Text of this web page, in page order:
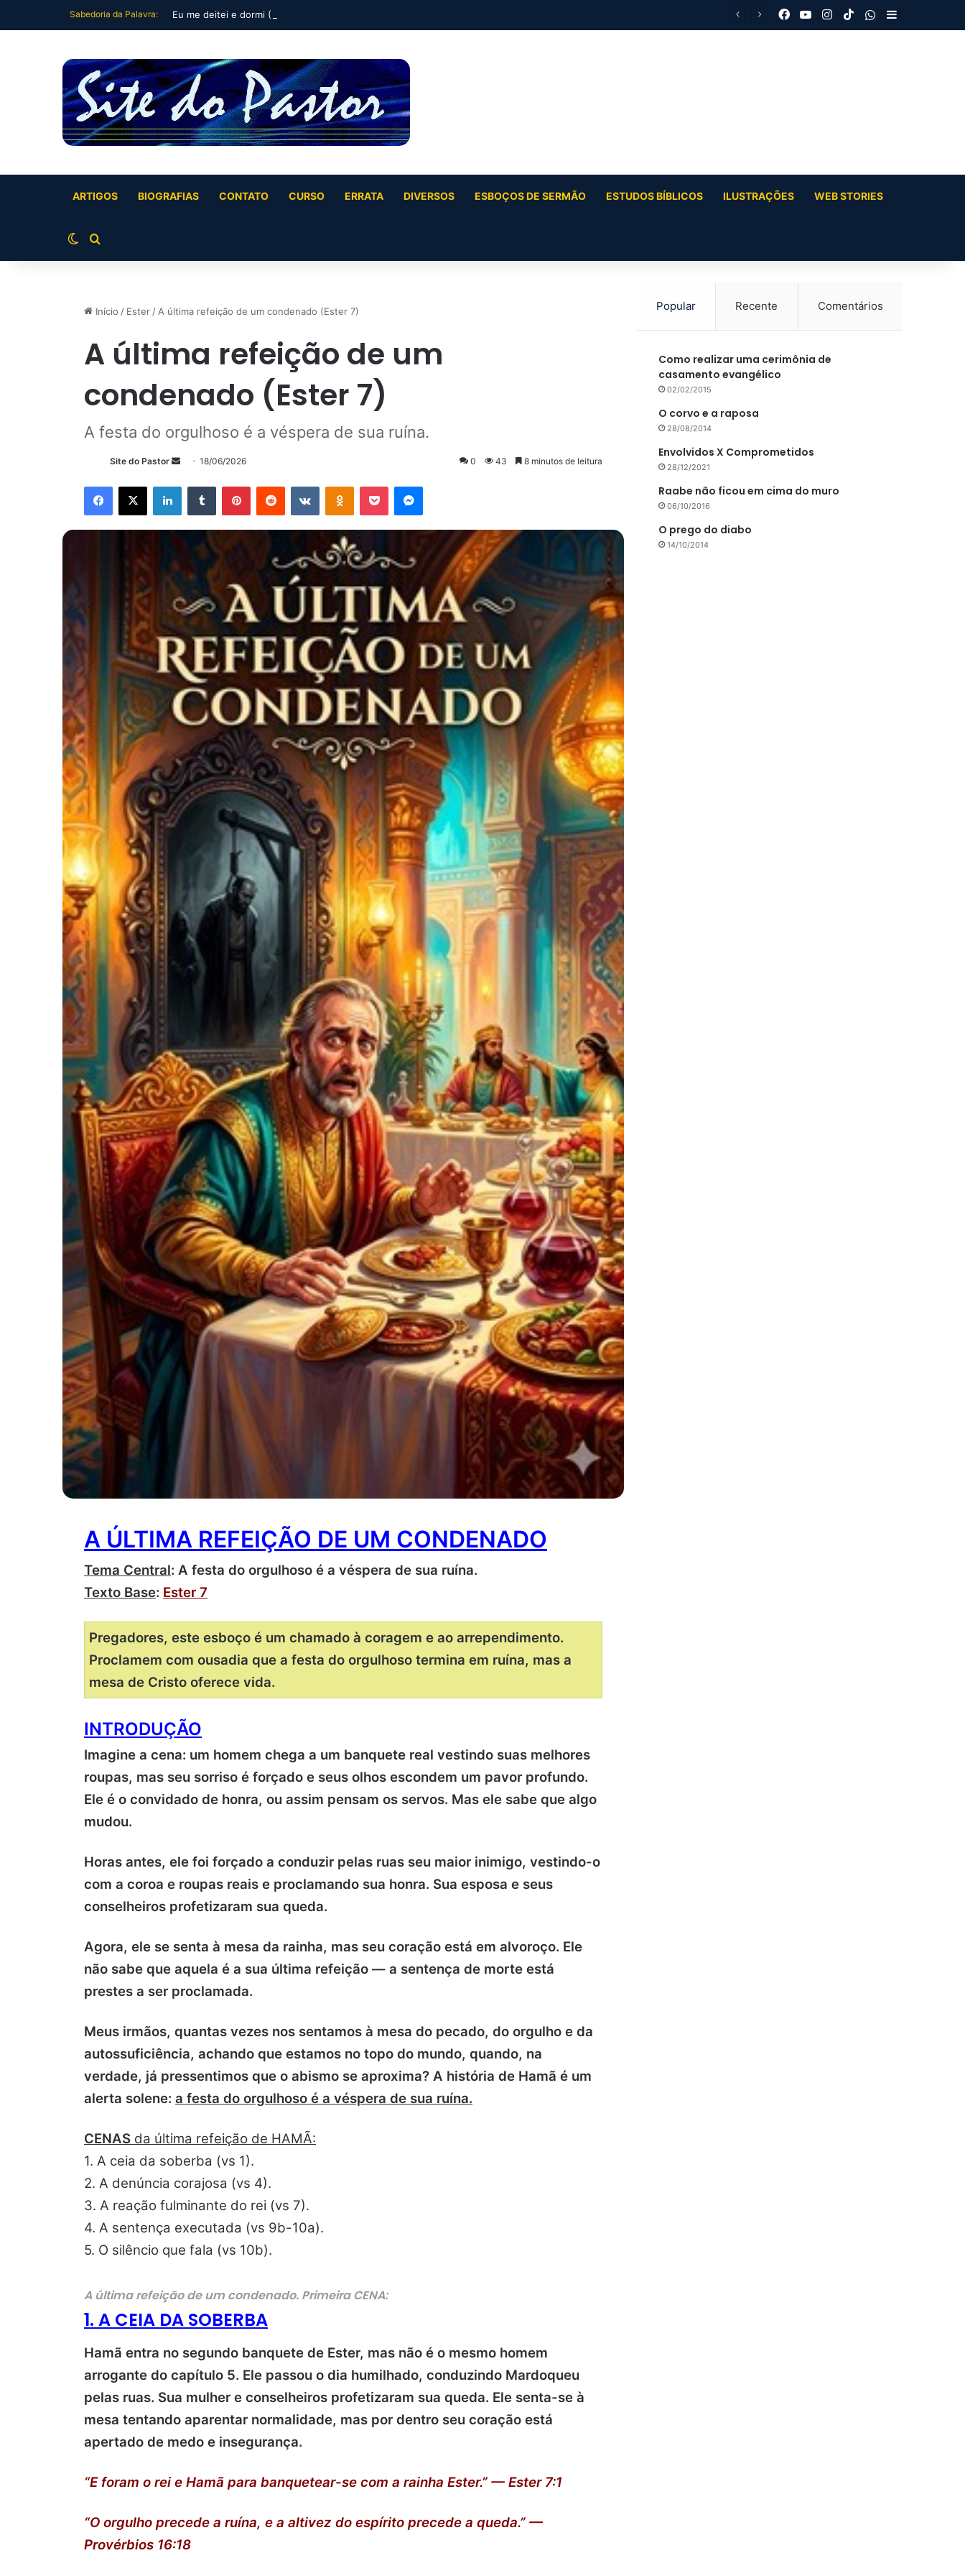
Sabedoria da Palavra: Eu me deitei e dormi (Salmo 3) Facebook
YouTubeInstagram
TikTokWhatsApp
Barra Lateral
ARTIGOS BIOGRAFIAS CONTATO CURSO ERRATA DIVERSOS ESBOÇOS DE SERMÃO ESTUDOS BÍBLICOS ILUSTRAÇÕES WEB STORIES
Switch skin
Buscar por
Início / Ester / A última refeição de um condenado (Ester 7)
A última refeição de um
condenado (Ester 7)
A festa do orgulhoso é a véspera de sua ruína.
Site do Pastor
Mande
mail
18/06/2026 0 43 8 minutos de leitura
Facebook
X LinkedinTumblr PinterestReddit VK OK Pocket Messenger
A ÚLTIMA REFEIÇÃO DE UM CONDENADO
Tema Central: A festa do orgulhoso é a véspera de sua ruína.
Texto Base: Ester 7
Pregadores, este esboço é um chamado à coragem e ao arrependimento.
Proclamem com ousadia que a festa do orgulhoso termina em ruína, mas a
mesa de Cristo oferece vida.
INTRODUÇÃO
Imagine a cena: um homem chega a um banquete real vestindo suas melhores
roupas, mas seu sorriso é forçado e seus olhos escondem um pavor profundo.
Ele é o convidado de honra, ou assim pensam os servos. Mas ele sabe que algo
mudou.
Horas antes, ele foi forçado a conduzir pelas ruas seu maior inimigo, vestindo-o
com a coroa e roupas reais e proclamando sua honra. Sua esposa e seus
conselheiros profetizaram sua queda.
Agora, ele se senta à mesa da rainha, mas seu coração está em alvoroço. Ele
não sabe que aquela é a sua última refeição — a sentença de morte está
prestes a ser proclamada.
Meus irmãos, quantas vezes nos sentamos à mesa do pecado, do orgulho e da
autossuficiência, achando que estamos no topo do mundo, quando, na
verdade, já pressentimos que o abismo se aproxima? A história de Hamã é um
alerta solene: a festa do orgulhoso é a véspera de sua ruína.
CENAS da última refeição de HAMÃ:
1. A ceia da soberba (vs 1).
2. A denúncia corajosa (vs 4).
3. A reação fulminante do rei (vs 7).
4. A sentença executada (vs 9b-10a).
5. O silêncio que fala (vs 10b).
A última refeição de um condenado. Primeira CENA:
1. A CEIA DA SOBERBA
Hamã entra no segundo banquete de Ester, mas não é o mesmo homem
arrogante do capítulo 5. Ele passou o dia humilhado, conduzindo Mardoqueu
pelas ruas. Sua mulher e conselheiros profetizaram sua queda. Ele senta-se à
mesa tentando aparentar normalidade, mas por dentro seu coração está
apertado de medo e insegurança.
“E foram o rei e Hamã para banquetear-se com a rainha Ester.” — Ester 7:1
“O orgulho precede a ruína, e a altivez do espírito precede a queda.” —
Provérbios 16:18
Popular Recente Comentários
Como realizar uma cerimônia de
casamento evangélico
02/02/2015
O corvo e a raposa
28/08/2014
Envolvidos X Comprometidos
28/12/2021
Raabe não ficou em cima do muro
06/10/2016
O prego do diabo
14/10/2014